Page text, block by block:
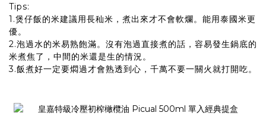
Tips:
1.煲仔飯的米建議用長秈米，煮出來才不會軟爛。能用泰國米更
優。
2.泡過水的米易熟飽滿。沒有泡過直接煮的話，容易發生鍋底的
米煮焦了，中間的米還是生的情況。
3.飯煮好一定要燜過才會熟透到心，千萬不要一關火就打開吃。